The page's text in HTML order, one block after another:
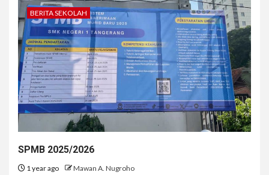
BERITA SEKOLAH
SPMB 2025/2026
1 year ago Mawan A. Nugroho